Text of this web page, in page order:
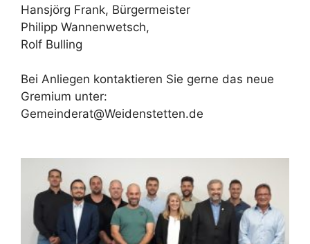
Hansjörg Frank, Bürgermeister
Philipp Wannenwetsch,
Rolf Bulling
Bei Anliegen kontaktieren Sie gerne das neue
Gremium unter:
Gemeinderat@Weidenstetten.de